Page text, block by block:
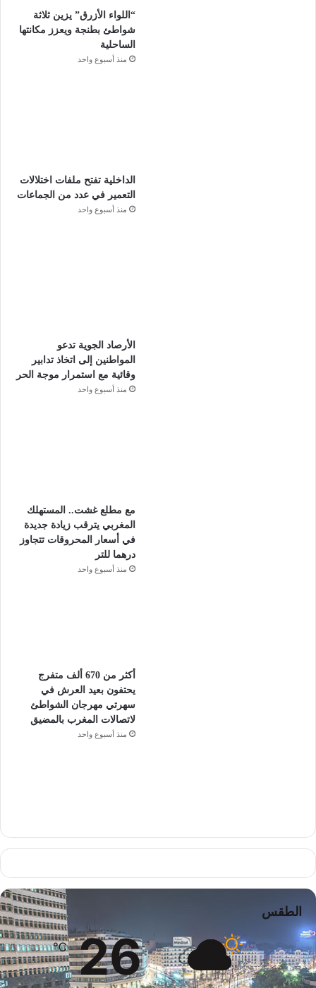
“اللواء الأزرق” يزين ثلاثة
شواطئ بطنجة ويعزز مكانتها
الساحلية
منذ أسبوع واحد
الداخلية تفتح ملفات اختلالات
التعمير في عدد من الجماعات
منذ أسبوع واحد
الأرصاد الجوية تدعو
المواطنين إلى اتخاذ تدابير
وقائية مع استمرار موجة الحر
منذ أسبوع واحد
مع مطلع غشت.. المستهلك
المغربي يترقب زيادة جديدة
في أسعار المحروقات تتجاوز
درهما للتر
منذ أسبوع واحد
أكثر من 670 ألف متفرج
يحتفون بعيد العرش في
سهرتي مهرجان الشواطئ
لاتصالات المغرب بالمضيق
منذ أسبوع واحد
الطقس
26
℃